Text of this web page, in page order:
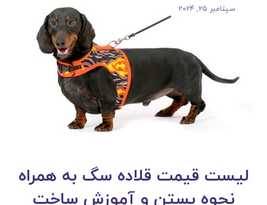
لیست قیمت قلاده سگ به همراه
نحوه بستن و آموزش ساخت
سپتامبر ۲۵, ۲۰۲۴